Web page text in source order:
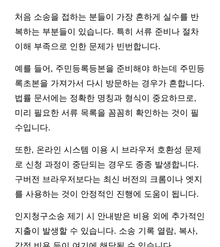
처음 소송을 접하는 분들이 가장 흔하게 실수를 반
복하는 부분들이 있습니다. 특히 서류 준비나 절차
이해 부족으로 인한 문제가 빈번합니다.
예를 들어, 주민등록등본을 준비해야 하는데 주민등
록초본을 가져가서 다시 방문하는 경우가 흔합니다.
법률 문서에는 정확한 명칭과 형식이 중요하므로,
미리 필요한 서류 목록을 꼼꼼히 확인하는 것이 필
수입니다.
또한, 온라인 시스템 이용 시 브라우저 호환성 문제
로 신청 과정이 중단되는 경우도 종종 발생합니다.
구버전 브라우저보다는 최신 버전의 크롬이나 엣지
를 사용하는 것이 안정적인 진행에 도움이 됩니다.
인지청구소송 제기 시 안내받은 비용 외에 추가적인
지출이 발생할 수 있습니다. 소송 기록 열람, 복사,